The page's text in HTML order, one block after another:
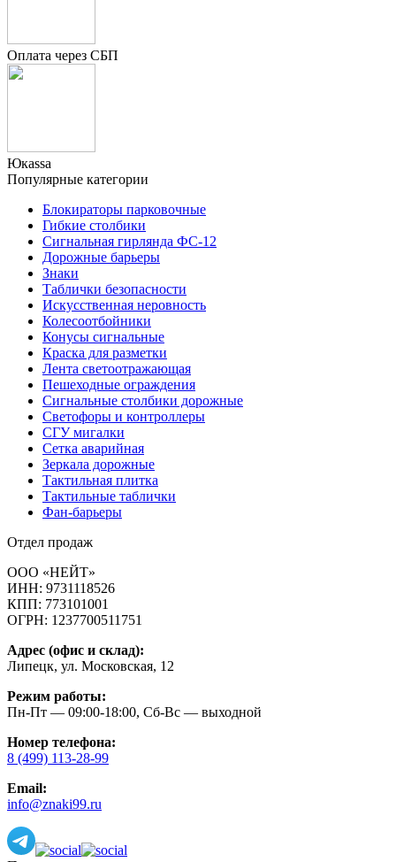
Оплата через СБП
Юкаssа
Популярные категории
Блокираторы парковочные
Гибкие столбики
Сигнальная гирлянда ФС-12
Дорожные барьеры
Знаки
Таблички безопасности
Искусственная неровность
Колесоотбойники
Конусы сигнальные
Краска для разметки
Лента светоотражающая
Пешеходные ограждения
Сигнальные столбики дорожные
Светофоры и контроллеры
СГУ мигалки
Cетка аварийная
Зеркала дорожные
Тактильная плитка
Тактильные таблички
Фан-барьеры
Отдел продаж
ООО «НЕЙТ»
ИНН: 9731118526
КПП: 773101001
ОГРН: 1237700511751
Адрес (офис и склад):
Липецк, ул. Московская, 12
Режим работы:
Пн-Пт — 09:00-18:00, Сб-Вс — выходной
Номер телефона:
8 (499) 113-28-99
Email:
info@znaki99.ru